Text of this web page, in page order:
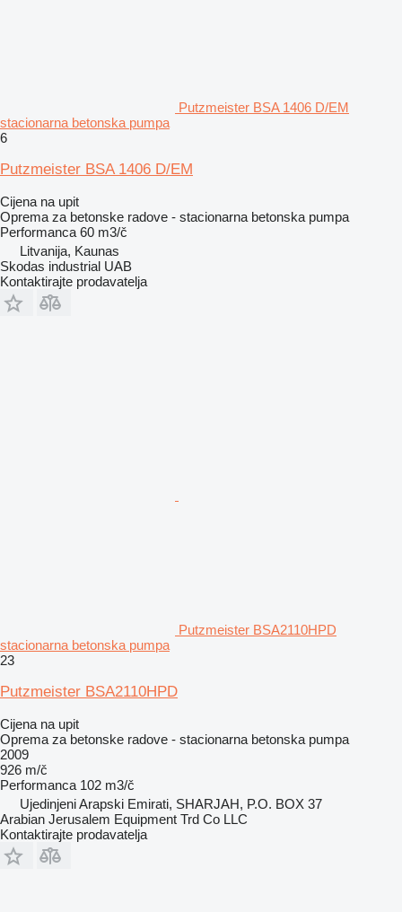
Putzmeister BSA 1406 D/EM
stacionarna betonska pumpa
6
Putzmeister BSA 1406 D/EM
Cijena na upit
Oprema za betonske radove - stacionarna betonska pumpa
Performanca 60 m3/č
Litvanija, Kaunas
Skodas industrial UAB
Kontaktirajte prodavatelja
Putzmeister BSA2110HPD
stacionarna betonska pumpa
23
Putzmeister BSA2110HPD
Cijena na upit
Oprema za betonske radove - stacionarna betonska pumpa
2009
926 m/č
Performanca 102 m3/č
Ujedinjeni Arapski Emirati, SHARJAH, P.O. BOX 37
Arabian Jerusalem Equipment Trd Co LLC
Kontaktirajte prodavatelja